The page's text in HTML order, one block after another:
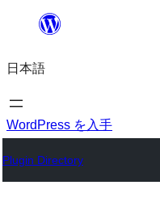
を
ス
キ
プ
日本語
WordPress を入手
Plugin Directory